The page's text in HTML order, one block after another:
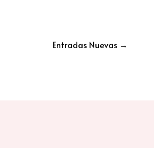
Entradas Nuevas →